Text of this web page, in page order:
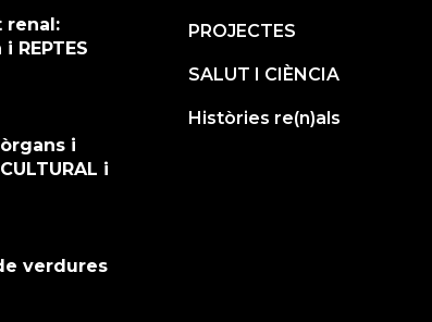
renal:
REPTES
i
i
verdures
PROJECTES
SALUT I CIÈNCIA
Històries re(n)als